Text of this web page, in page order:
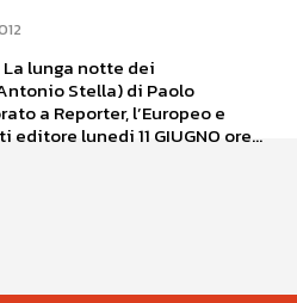
Stella) di Paolo
a Reporter, l’Europeo e
Corriere della Sera) Aliberti editore lunedi 11 GIUGNO ore...